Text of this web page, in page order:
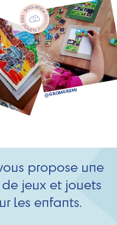
propose une
jeux et jouets
les enfants.